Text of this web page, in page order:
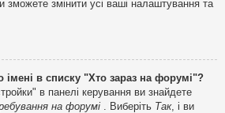
зможете змінити усі ваші налаштування та
імені в списку "Хто зараз на форумі"?
в панелі керування ви знайдете
на форумі . Виберіть Так, і ви